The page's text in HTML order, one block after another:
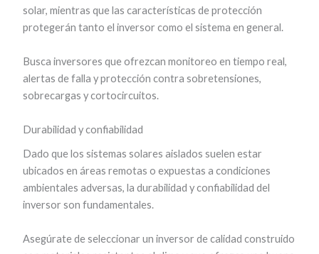
solar, mientras que las características de protección
protegerán tanto el inversor como el sistema en general.
Busca inversores que ofrezcan monitoreo en tiempo real,
alertas de falla y protección contra sobretensiones,
sobrecargas y cortocircuitos.
Durabilidad y confiabilidad
Dado que los sistemas solares aislados suelen estar
ubicados en áreas remotas o expuestas a condiciones
ambientales adversas, la durabilidad y confiabilidad del
inversor son fundamentales.
Asegúrate de seleccionar un inversor de calidad construido